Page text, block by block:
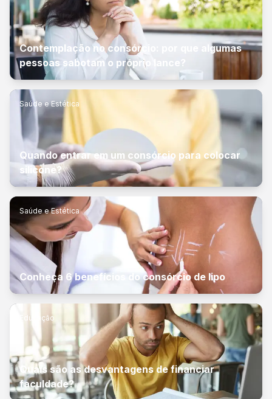
Contemplação no consórcio: por que algumas
pessoas sabotam o próprio lance?
Saúde e Estética
Quando entrar em um consórcio para colocar
silicone?
Saúde e Estética
Conheça 6 benefícios do consórcio de lipo
Educação
Quais são as desvantagens de financiar
faculdade?